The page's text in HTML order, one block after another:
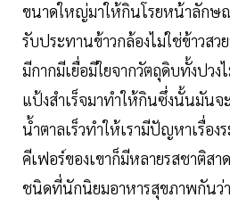
ขนาดใหญ่มาให้กินโรยหน้าลักษณ
รับประทานข้าวกล้องไม่ใช่ข้าวส
มีกากมีเยื่อมีใยจากวัตถุดิบทั้งปวง
แป้งสำเร็จมาทำให้กินซึ่งนั้นมันจ
น้ำตาลเร็วทำให้เรามีปัญหาเรื่อง
คีเฟอร์ของเขาก็มีหลายรสชาติส
ชนิดที่นักนิยมอาหารสุขภาพกันว่